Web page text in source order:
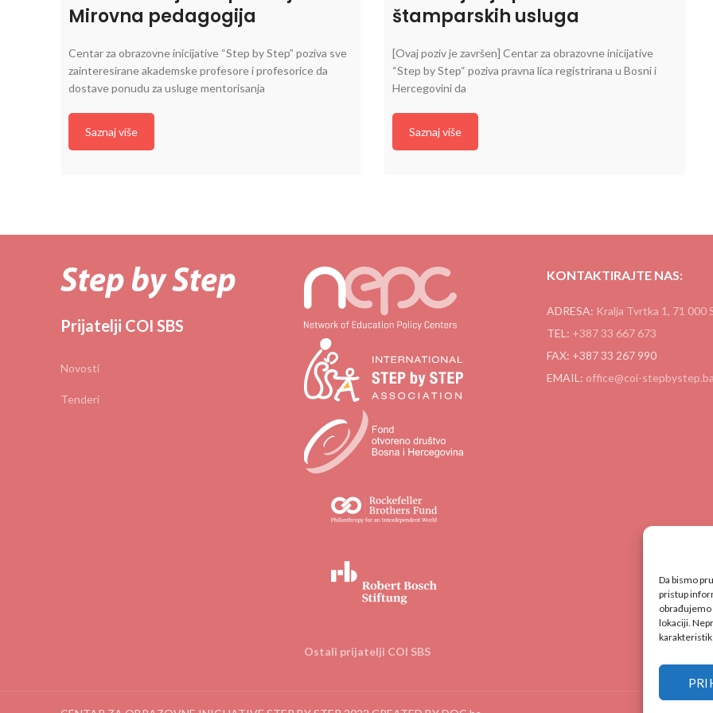
Da bismo
pristup
obrađujemo
lokaciji.
Mirovna pedagogija
Centar za obrazovne inicijative “Step by Step” poziva sve
zainteresirane akademske profesore i profesorice da
dostave ponudu za usluge mentorisanja
Saznaj više
štamparskih usluga
[Ovaj poziv je završen] Centar za obrazovne inicijative
“Step by Step“ poziva pravna lica registrirana u Bosni i
Hercegovini da
Saznaj više
Prijatelji COI SBS
Novosti
Tenderi
Ostali prijatelji COI SBS
KONTAKTIRAJTE NAS:
ADRESA: Kralja Tvrtka 1, 71 000
TEL: +387 33 667 673
FAX: +387 33 267 990
EMAIL: office@coi-stepbystep.ba